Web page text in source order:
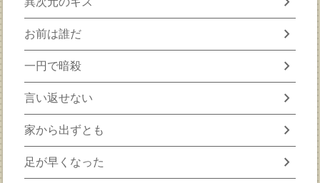
お前は誰だ chevron_right
一円で暗殺 chevron_right
言い返せない chevron_right
家から出ずとも chevron_right
足が早くなった chevron_right